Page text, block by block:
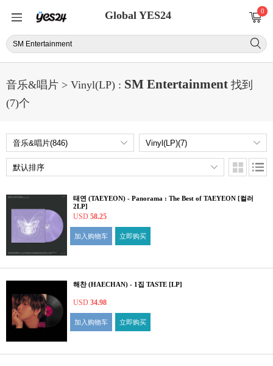
Global YES24 0
音乐&唱片 > Vinyl(LP) : SM Entertainment 找到
(7)个
태연 (TAEYEON) - Panorama : The Best of TAEYEON [컬러
2LP]
USD 58.25
加入购物车 立即购买
해찬 (HAECHAN) - 1집 TASTE [LP]
USD 34.98
加入购物车 立即购买